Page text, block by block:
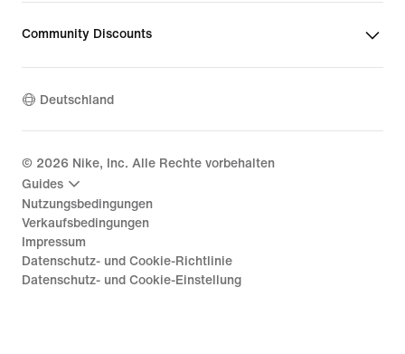
Community Discounts
Deutschland
© 2026 Nike, Inc. Alle Rechte vorbehalten
Guides
Nutzungsbedingungen
Verkaufsbedingungen
Impressum
Datenschutz- und Cookie-Richtlinie
Datenschutz- und Cookie-Einstellung